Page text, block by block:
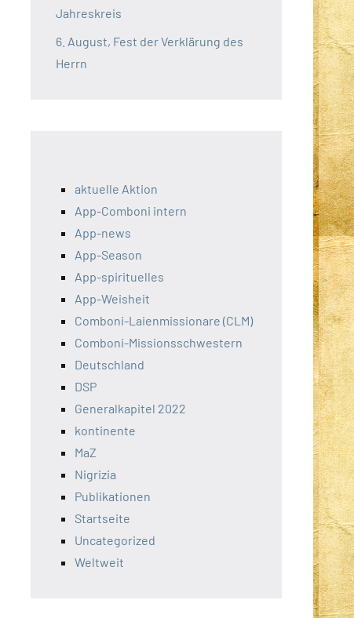
Jahreskreis
6. August, Fest der Verklärung des
Herrn
aktuelle Aktion
App-Comboni intern
App-news
App-Season
App-spirituelles
App-Weisheit
Comboni-Laienmissionare (CLM)
Comboni-Missionsschwestern
Deutschland
DSP
Generalkapitel 2022
kontinente
MaZ
Nigrizia
Publikationen
Startseite
Uncategorized
Weltweit